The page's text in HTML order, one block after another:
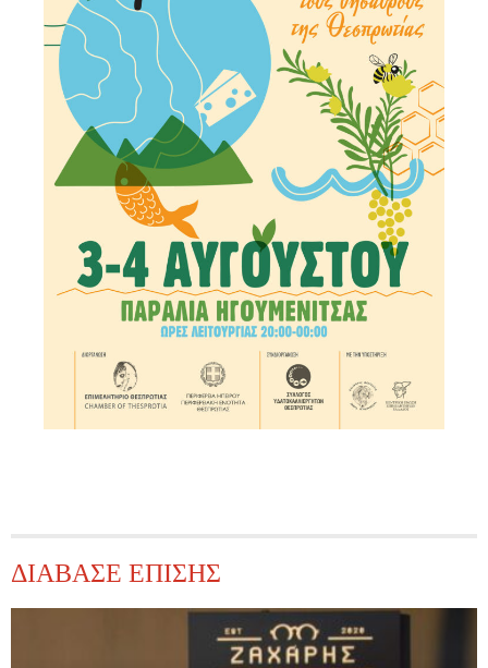
ΔΙΑΒΑΣΕ ΕΠΙΣΗΣ